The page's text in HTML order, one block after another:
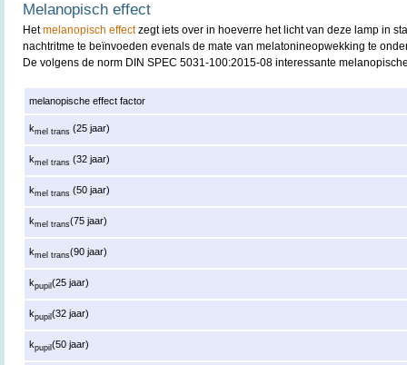
Melanopisch effect
Hetmelanopisch effectzegt iets over in hoeverre het licht van deze lamp in
nachtritme te beïnvoeden evenals de mate van melatonineopwekking te
De volgens de norm DIN SPEC 5031-100:2015-08 interessante
melanopische effect factor
kmel trans (25 jaar)
kmel trans (32 jaar)
kmel trans (50 jaar)
kmel trans(75 jaar)
kmel trans(90 jaar)
kpupil(25 jaar)
kpupil(32 jaar)
kpupil(50 jaar)